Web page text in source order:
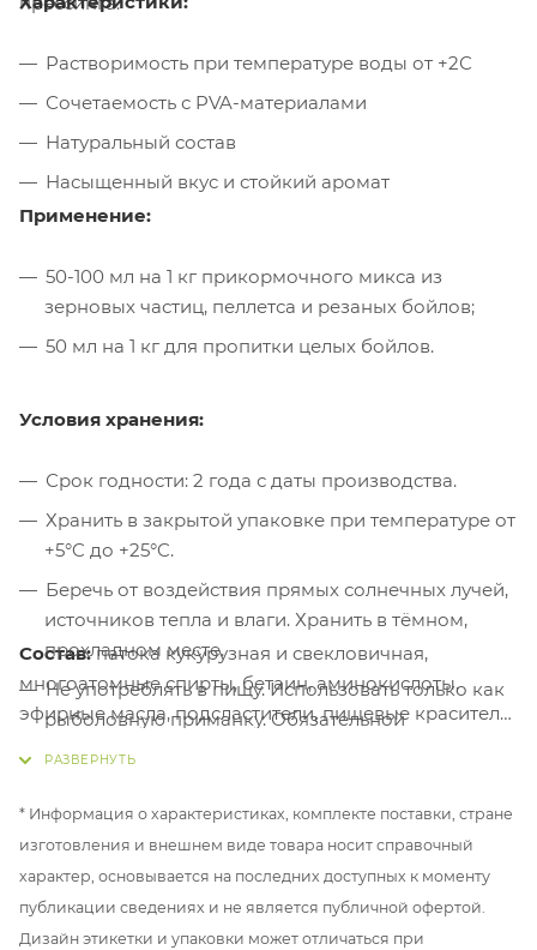
Растворимость при температуре воды от +2С
Сочетаемость с PVA-материалами
Натуральный состав
Насыщенный вкус и стойкий аромат
Применение:
50-100 мл на 1 кг прикормочного микса из
зерновых частиц, пеллетса и резаных бойлов;
50 мл на 1 кг для пропитки целых бойлов.
Условия хранения:
Срок годности: 2 года с даты производства.
Хранить в закрытой упаковке при температуре от
+5°C до +25°C.
Беречь от воздействия прямых солнечных лучей,
источников тепла и влаги. Хранить в тёмном,
прохладном месте.
Не употреблять в пищу. Использовать только как
рыболовную приманку. Обязательной
сертификации не подлежит.
Состав:патока кукурузная и свекловичная,
многоатомные спирты, бетаин, аминокислоты,
эфирные масла, подсластители, пищевые красители
* Информация о характеристиках, комплекте поставки, стране
изготовления и внешнем виде товара носит справочный
характер, основывается на последних доступных к моменту
публикации сведениях и не является публичной офертой.
Дизайн этикетки и упаковки может отличаться при